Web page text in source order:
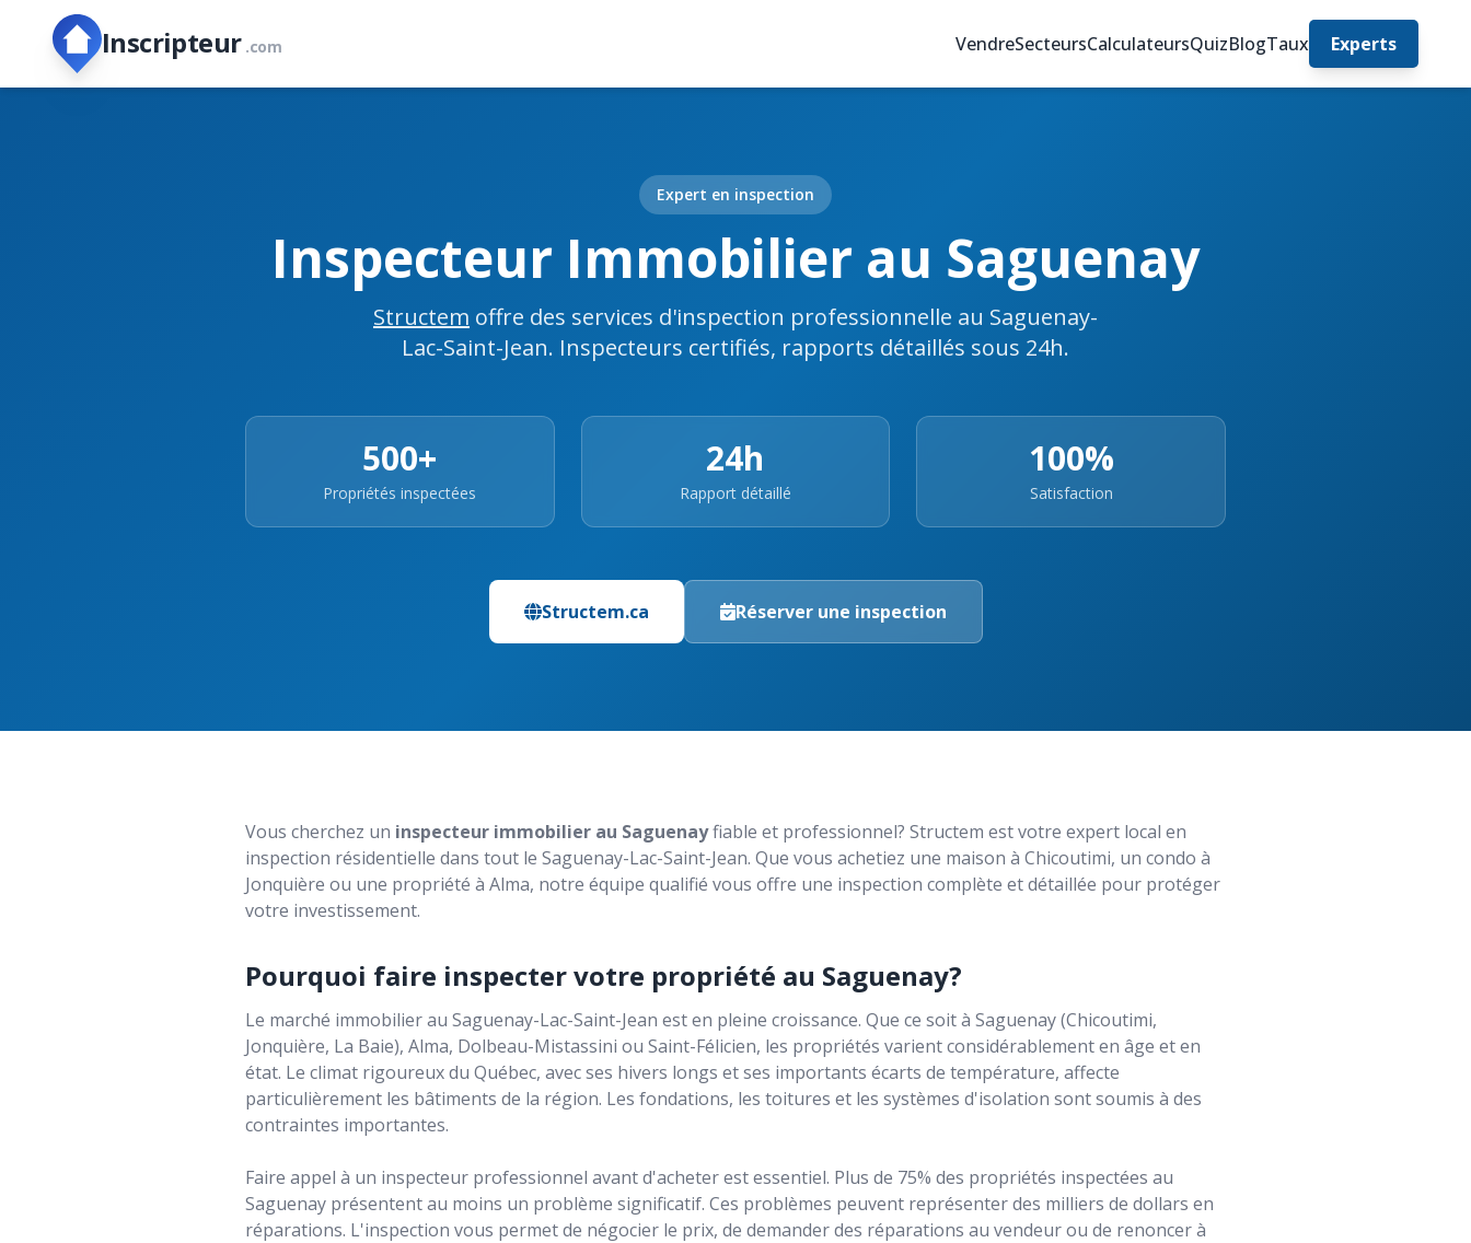
Inscripteur .com VendreSecteursCalculateursQuizBlogTaux Experts
Expert en inspection
Inspecteur Immobilier au Saguenay
Structem offre des services d'inspection professionnelle au Saguenay-
Lac-Saint-Jean. Inspecteurs certifiés, rapports détaillés sous 24h.
500+
Propriétés inspectées
24h
Rapport détaillé
100%
Satisfaction
Structem.ca Réserver une inspection
Vous cherchez un inspecteur immobilier au Saguenayfiable et professionnel? Structem est votre expert local en
inspection résidentielle dans tout le Saguenay-Lac-Saint-Jean. Que vous achetiez une maison à Chicoutimi, un condo à
Jonquière ou une propriété à Alma, notre équipe qualifié vous offre une inspection complète et détaillée pour protéger
votre investissement.
Pourquoi faire inspecter votre propriété au Saguenay?
Le marché immobilier au Saguenay-Lac-Saint-Jean est en pleine croissance. Que ce soit à Saguenay (Chicoutimi,
Jonquière, La Baie), Alma, Dolbeau-Mistassini ou Saint-Félicien, les propriétés varient considérablement en âge et en
état. Le climat rigoureux du Québec, avec ses hivers longs et ses importants écarts de température, affecte
particulièrement les bâtiments de la région. Les fondations, les toitures et les systèmes d'isolation sont soumis à des
contraintes importantes.
Faire appel à un inspecteur professionnel avant d'acheter est essentiel. Plus de 75% des propriétés inspectées au
Saguenay présentent au moins un problème significatif. Ces problèmes peuvent représenter des milliers de dollars en
réparations. L'inspection vous permet de négocier le prix, de demander des réparations au vendeur ou de renoncer à